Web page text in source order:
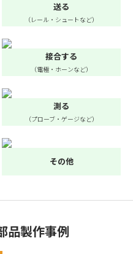
送る
（レール・シュートなど）
接合する
（電極・ホーンなど）
測る
（プローブ・ゲージなど）
その他
製作事例